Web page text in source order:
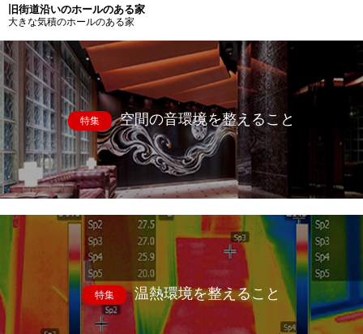
旧街道沿いのホールのある家
大きな気積のホールのある家
特集 空間の音環境を整えること
特集 温熱環境を整えること